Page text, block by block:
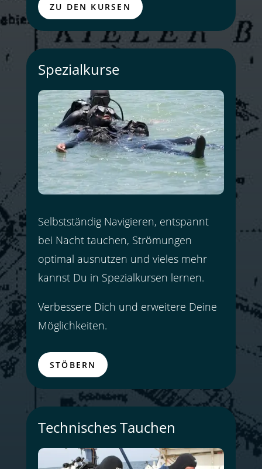
ZU DEN KURSEN
Spezialkurse
Selbstständig Navigieren, entspannt
bei Nacht tauchen, Strömungen
optimal ausnutzen und vieles mehr
kannst Du in Spezialkursen lernen.
Verbessere Dich und erweitere Deine
Möglichkeiten.
STÖBERN
Technisches Tauchen